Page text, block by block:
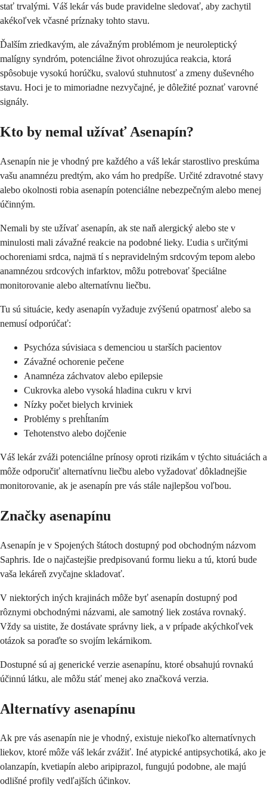
stať trvalými. Váš lekár vás bude pravidelne sledovať, aby zachytil
akékoľvek včasné príznaky tohto stavu.
Ďalším zriedkavým, ale závažným problémom je neuroleptický
malígny syndróm, potenciálne život ohrozujúca reakcia, ktorá
spôsobuje vysokú horúčku, svalovú stuhnutosť a zmeny duševného
stavu. Hoci je to mimoriadne nezvyčajné, je dôležité poznať varovné
signály.
Kto by nemal užívať Asenapín?
Asenapín nie je vhodný pre každého a váš lekár starostlivo preskúma
vašu anamnézu predtým, ako vám ho predpíše. Určité zdravotné stavy
alebo okolnosti robia asenapín potenciálne nebezpečným alebo menej
účinným.
Nemali by ste užívať asenapín, ak ste naň alergický alebo ste v
minulosti mali závažné reakcie na podobné lieky. Ľudia s určitými
ochoreniami srdca, najmä tí s nepravidelným srdcovým tepom alebo
anamnézou srdcových infarktov, môžu potrebovať špeciálne
monitorovanie alebo alternatívnu liečbu.
Tu sú situácie, kedy asenapín vyžaduje zvýšenú opatrnosť alebo sa
nemusí odporúčať:
Psychóza súvisiaca s demenciou u starších pacientov
Závažné ochorenie pečene
Anamnéza záchvatov alebo epilepsie
Cukrovka alebo vysoká hladina cukru v krvi
Nízky počet bielych krviniek
Problémy s prehĺtaním
Tehotenstvo alebo dojčenie
Váš lekár zváži potenciálne prínosy oproti rizikám v týchto situáciách a
môže odporučiť alternatívnu liečbu alebo vyžadovať dôkladnejšie
monitorovanie, ak je asenapín pre vás stále najlepšou voľbou.
Značky asenapínu
Asenapín je v Spojených štátoch dostupný pod obchodným názvom
Saphris. Ide o najčastejšie predpisovanú formu lieku a tú, ktorú bude
vaša lekáreň zvyčajne skladovať.
V niektorých iných krajinách môže byť asenapín dostupný pod
rôznymi obchodnými názvami, ale samotný liek zostáva rovnaký.
Vždy sa uistite, že dostávate správny liek, a v prípade akýchkoľvek
otázok sa poraďte so svojím lekárnikom.
Dostupné sú aj generické verzie asenapínu, ktoré obsahujú rovnakú
účinnú látku, ale môžu stáť menej ako značková verzia.
Alternatívy asenapínu
Ak pre vás asenapín nie je vhodný, existuje niekoľko alternatívnych
liekov, ktoré môže váš lekár zvážiť. Iné atypické antipsychotiká, ako je
olanzapín, kvetiapín alebo aripiprazol, fungujú podobne, ale majú
odlišné profily vedľajších účinkov.